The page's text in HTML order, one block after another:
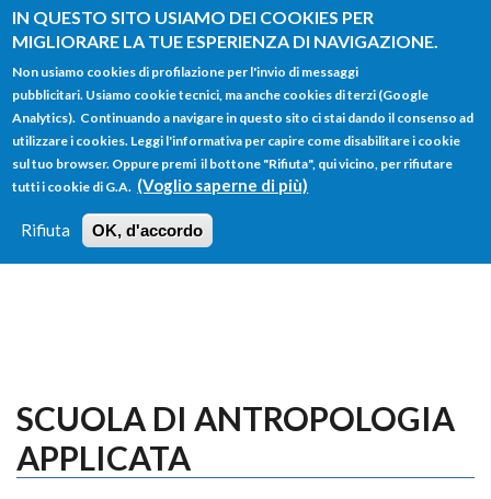
IN QUESTO SITO USIAMO DEI COOKIES PER
MIGLIORARE LA TUE ESPERIENZA DI NAVIGAZIONE.
Non usiamo cookies di profilazione per l'invio di messaggi
pubblicitari. Usiamo cookie tecnici, ma anche cookies di terzi (Google
Analytics). Continuando a navigare in questo sito ci stai dando il consenso ad
utilizzare i cookies. Leggi l'informativa per capire come disabilitare i cookie
sul tuo browser. Oppure premi il bottone "Rifiuta", qui vicino, per rifiutare
tutti i cookie di G.A. (Voglio saperne di più)
Rifiuta OK, d'accordo
Salta al contenuto principale
FORM
DI
RICERCA
Main menu
HOME TUTTI I PROFILI
LOGIN
SCUOLA DI ANTROPOLOGIA
APPLICATA